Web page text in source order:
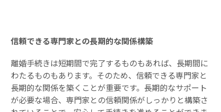
信頼できる専門家との長期的な関係構築
離婚手続きは短期間で完了するものもあれば、長期間に
わたるものもあります。そのため、信頼できる専門家と
長期的な関係を築くことが重要です。長期的なサポート
が必要な場合、専門家との信頼関係がしっかりと構築さ